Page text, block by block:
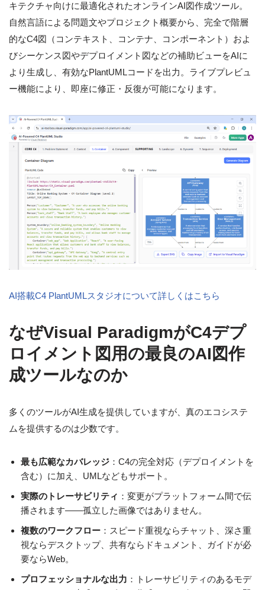
キテクチャ向けに最適化されたオンラインAI図作成ツール。
自然言語による問題文やプロジェクト概要から、完全で階層
的なC4図（コンテキスト、コンテナ、コンポーネント）およ
びシーケンス図やデプロイメント図などの補助ビューをAIに
より生成し、有効なPlantUMLコードを出力。ライブプレビュ
ー機能により、即座に修正・反復が可能になります。
AI搭載C4 PlantUMLスタジオについて詳しくはこちら
なぜVisual ParadigmがC4デプ
ロイメント図用の最良のAI図作
成ツールなのか
多くのツールがAI生成を提供していますが、真のエコシステ
ムを提供するのは少数です。
最も広範なカバレッジ ：C4の完全対応（デプロイメントを
含む）に加え、UMLなどもサポート。
実際のトレーサビリティ ：変更がプラットフォーム間で伝
播されます——孤立した画像ではありません。
複数のワークフロー ：スピード重視ならチャット、深さ重
視ならデスクトップ、共有ならドキュメント、ガイドが必
要ならWeb。
プロフェッショナルな出力 ：トレーサビリティのあるモデ